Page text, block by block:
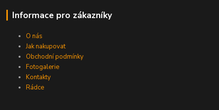
Informace pro zákazníky
O nás
Jak nakupovat
Obchodní podmínky
Fotogalerie
Kontakty
Rádce